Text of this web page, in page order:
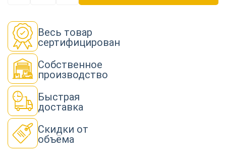
Весь товар
сертифицирован
Собственное
производство
Быстрая
доставка
Скидки от
объёма